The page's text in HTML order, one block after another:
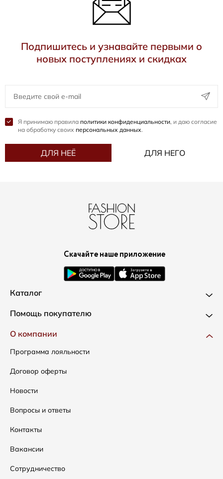
Подпишитесь и узнавайте первыми о
новых поступлениях и скидках
Я принимаю правила политики конфиденциальности, и даю согласие
на обработку своих персональных данных.
ДЛЯ НЕЁ ДЛЯ НЕГО
Скачайте наше приложение
Каталог
Новинки
Одежда
Сумки
Аксессуары
Распродажа
Подарочные сертификаты
Помощь покупателю
Доставка и оплата
Как оформить заказ
Условия возвратов
Таблица размеров
Уход за одеждой
О компании
Программа лояльности
Договор оферты
Новости
Вопросы и ответы
Контакты
Вакансии
Сотрудничество